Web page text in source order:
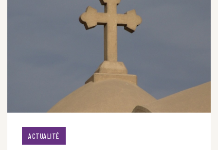
ACTUALITÉ